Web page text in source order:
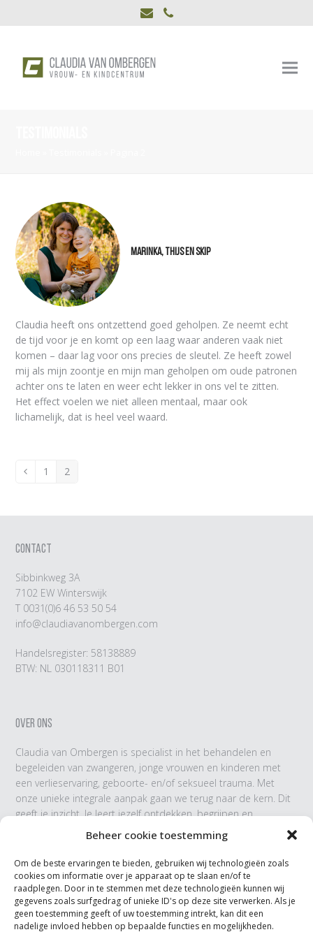
Beheer cookie toestemming
Om de beste ervaringen te bieden, gebruiken wij technologieën zoals
cookies om informatie over je apparaat op te slaan en/of te
raadplegen. Door in te stemmen met deze technologieën kunnen wij
gegevens zoals surfgedrag of unieke ID's op deze site verwerken. Als je
geen toestemming geeft of uw toestemming intrekt, kan dit een
nadelige invloed hebben op bepaalde functies en mogelijkheden.
E- Phone
Marinka, Thijs en Skip
Claudia heeft ons ontzettend goed geholpen. Ze neemt echt
de tijd voor je en komt op een laag waar anderen vaak niet
komen – daar lag voor ons precies de sleutel. Ze heeft zowel
mij als mijn zoontje en mijn man geholpen om oude patronen
achter ons te laten en weer echt lekker in ons vel te zitten.
Het effect voelen we niet alleen mentaal, maar ook
lichamelijk, dat is heel veel waard.
VorigePage
1 Page
2
CONTACT
Sibbinkweg 3A
7102 EW Winterswijk
T 0031(0)6 46 53 50 54
info@claudiavanombergen.com
Handelsregister: 58138889
BTW: NL 030118311 B01
OVER ONS
Claudia van Ombergen is specialist in het behandelen en
begeleiden van zwangeren, jonge vrouwen en kinderen met
een verlieservaring, geboorte- en/of seksueel trauma. Met
onze unieke integrale aanpak gaan we terug naar de kern. Dit
geeft je inzicht. Je leert jezelf ontdekken, begrijpen en
VOLG ONS
Leer ons persoonlijk kennen en blijf op de hoogte van de
ontwikkelingen!